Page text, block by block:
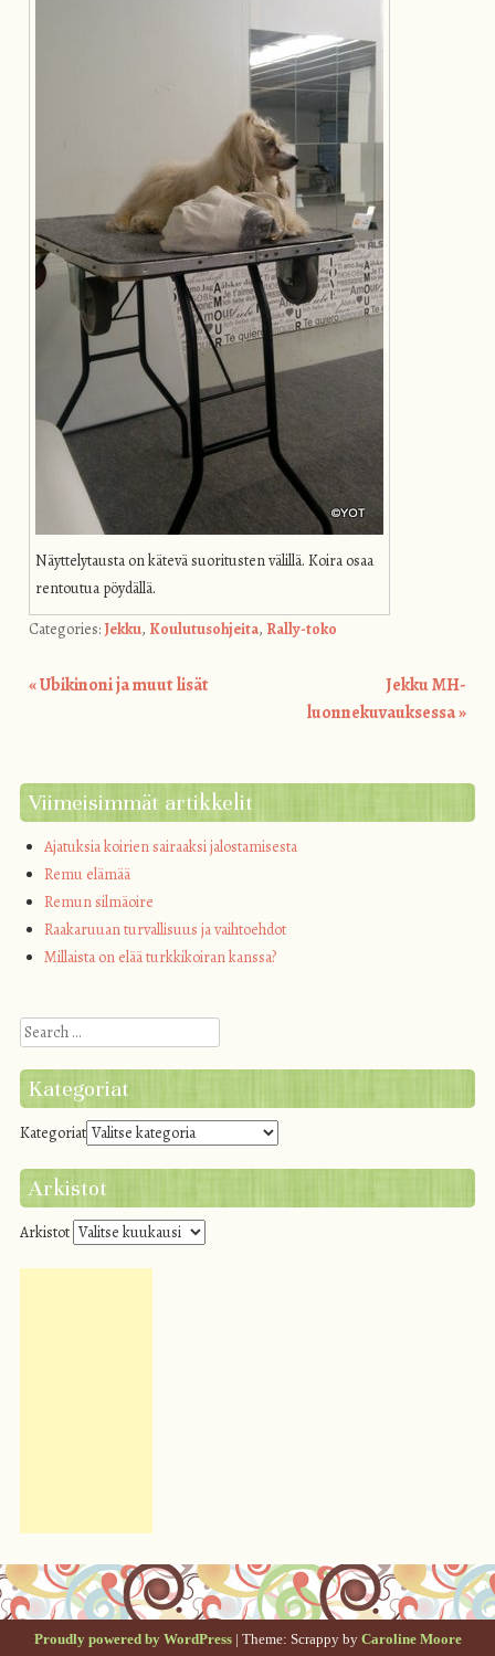
Näyttelytausta on kätevä suoritusten välillä. Koira osaa
rentoutua pöydällä.
Categories: Jekku, Koulutusohjeita, Rally-toko
«Ubikinoni ja muut lisät
Jekku MH-
luonnekuvauksessa»
Viimeisimmät artikkelit
Ajatuksia koirien sairaaksi jalostamisesta
Remu elämää
Remun silmäoire
Raakaruuan turvallisuus ja vaihtoehdot
Millaista on elää turkkikoiran kanssa?
Search
Kategoriat
Kategoriat
Arkistot
Arkistot
Proudly powered by WordPress | Theme: Scrappy by Caroline Moore